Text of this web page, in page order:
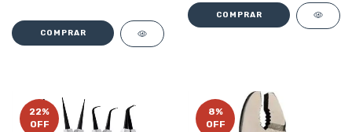
22%
OFF
8%
OFF